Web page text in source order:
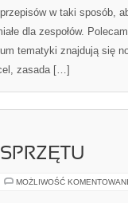
przepisów w taki sposób,
dla zespołów.
tematyki znajdują się
zasada […]
MOŻLIWOŚĆ